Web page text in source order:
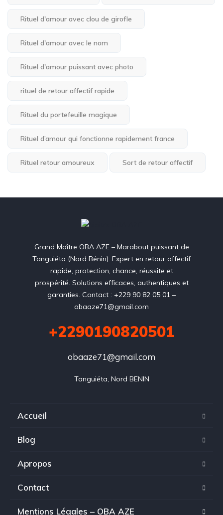
Rituel d'amour avec clou de girofle
Rituel d'amour avec le nom
Rituel d'amour puissant avec photo
rituel de retour affectif rapide
Rituel du portefeuille magique
Rituel d’amour qui fonctionne rapidement france
Rituel retour amoureux Sort de retour affectif
Grand Maître OBA AZE – Marabout puissant de
Tanguiéta (Nord Bénin). Expert en retour affectif
rapide, protection, chance, réussite et
prospérité. Solutions efficaces, authentiques et
garanties. Contact : +229 90 82 05 01 –
obaaze71@gmail.com
+2290190820501
obaaze71@gmail.com
Tanguiéta, Nord BENIN
Accueil
Blog
Apropos
Contact
Mentions Légales – OBA AZE